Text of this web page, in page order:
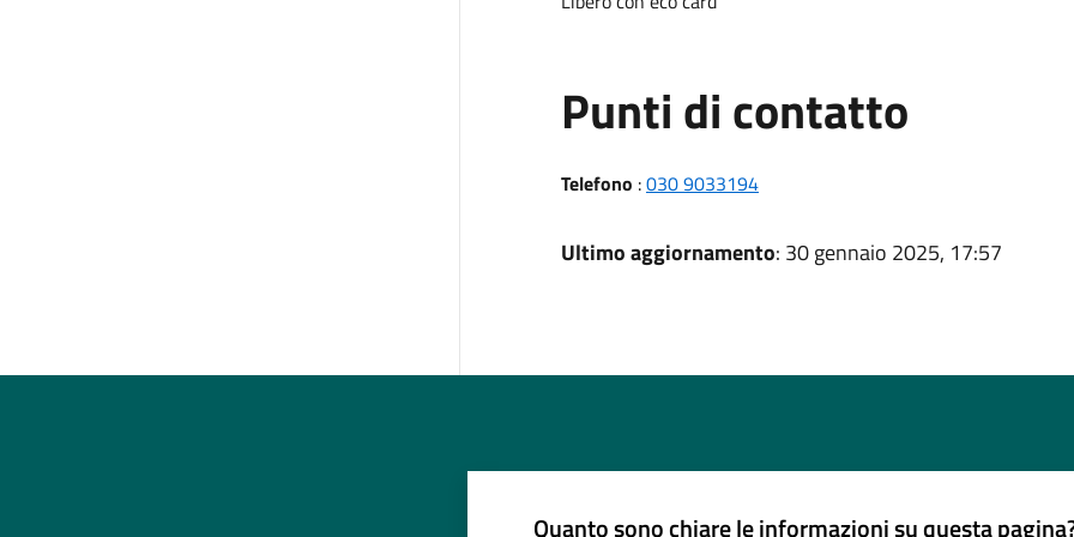
Punti di contatto
Telefono :030 9033194
Ultimo aggiornamento: 30 gennaio 2025, 17:57
Quanto sono chiare le informazioni su questa